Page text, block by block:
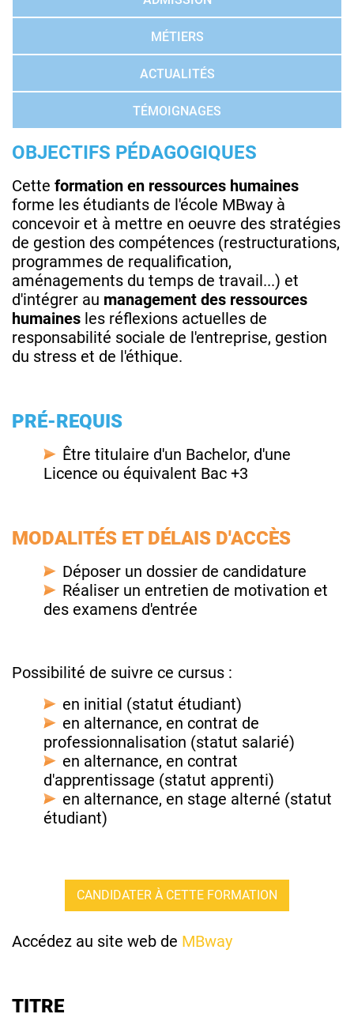
MÉTIERS
ACTUALITÉS
TÉMOIGNAGES
OBJECTIFS PÉDAGOGIQUES
Cette formation en ressources humaines
forme les étudiants de l'école MBway à
concevoir et à mettre en oeuvre des stratégies
de gestion des compétences (restructurations,
programmes de requalification,
aménagements du temps de travail...) et
d'intégrer au management des ressources
humaines les réflexions actuelles de
responsabilité sociale de l'entreprise, gestion
du stress et de l'éthique.
PRÉ-REQUIS
Être titulaire d'un Bachelor, d'une
Licence ou équivalent Bac +3
MODALITÉS ET DÉLAIS D'ACCÈS
Déposer un dossier de candidature
Réaliser un entretien de motivation et
des examens d'entrée
Possibilité de suivre ce cursus :
en initial (statut étudiant)
en alternance, en contrat de
professionnalisation (statut salarié)
en alternance, en contrat
d'apprentissage (statut apprenti)
en alternance, en stage alterné (statut
étudiant)
CANDIDATER À CETTE FORMATION
Accédez au site web de MBway
TITRE